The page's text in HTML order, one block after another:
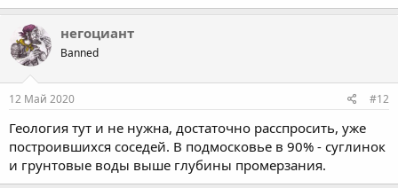
негоциант
Banned
12 Май 2020 #12
Геология тут и не нужна, достаточно расспросить, уже
построившихся соседей. В подмосковье в 90% - суглинок
и грунтовые воды выше глубины промерзания.